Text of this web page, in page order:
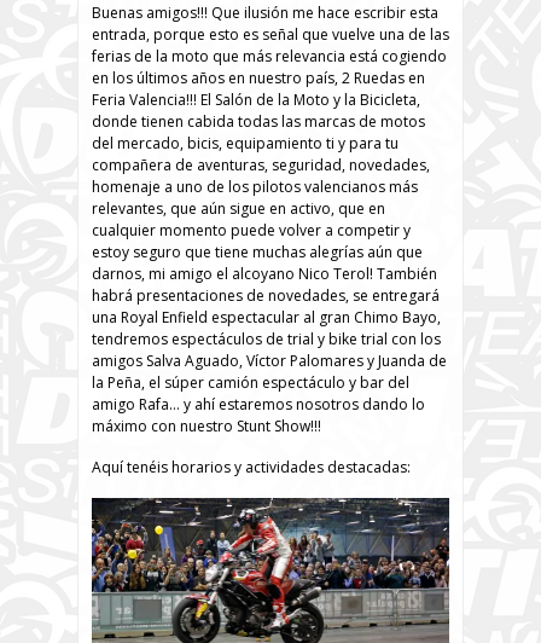
Buenas amigos!!! Que ilusión me hace escribir esta
entrada, porque esto es señal que vuelve una de las
ferias de la moto que más relevancia está cogiendo
en los últimos años en nuestro país, 2 Ruedas en
Feria Valencia!!! El Salón de la Moto y la Bicicleta,
donde tienen cabida todas las marcas de motos
del mercado, bicis, equipamiento ti y para tu
compañera de aventuras, seguridad, novedades,
homenaje a uno de los pilotos valencianos más
relevantes, que aún sigue en activo, que en
cualquier momento puede volver a competir y
estoy seguro que tiene muchas alegrías aún que
darnos, mi amigo el alcoyano Nico Terol! También
habrá presentaciones de novedades, se entregará
una Royal Enfield espectacular al gran Chimo Bayo,
tendremos espectáculos de trial y bike trial con los
amigos Salva Aguado, Víctor Palomares y Juanda de
la Peña, el súper camión espectáculo y bar del
amigo Rafa… y ahí estaremos nosotros dando lo
máximo con nuestro Stunt Show!!!
Aquí tenéis horarios y actividades destacadas: